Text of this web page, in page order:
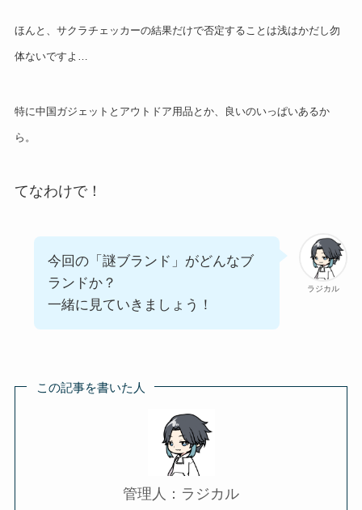
ほんと、サクラチェッカーの結果だけで否定することは浅はかだし勿
体ないですよ…
特に中国ガジェットとアウトドア用品とか、良いのいっぱいあるか
ら。
てなわけで！
ラジカル
今回の「謎ブランド」がどんなブ
ランドか？
一緒に見ていきましょう！
この記事を書いた人
管理人：ラジカル